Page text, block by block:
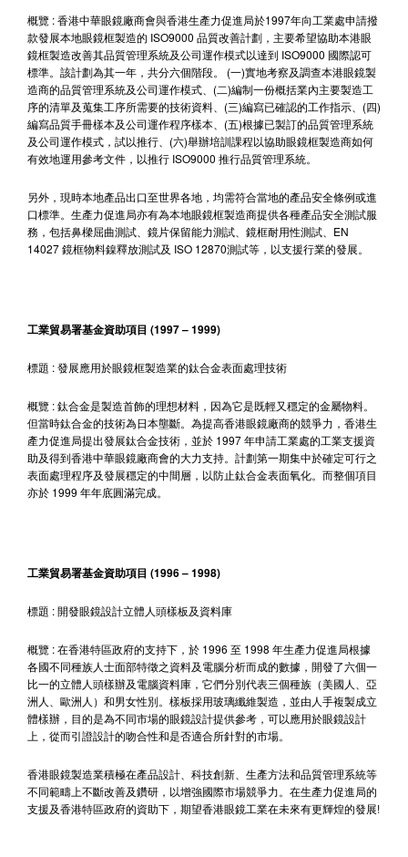
概覽 : 香港中華眼鏡廠商會與香港生產力促進局於1997年向工業處申請撥
款發展本地眼鏡框製造的 ISO9000 品質改善計劃，主要希望協助本港眼
鏡框製造改善其品質管理系統及公司運作模式以達到 ISO9000 國際認可
標準。該計劃為其一年，共分六個階段。 (一)實地考察及調查本港眼鏡製
造商的品質管理系統及公司運作模式、(二)編制一份概括業內主要製造工
序的清單及蒐集工序所需要的技術資料、(三)編寫已確認的工作指示、(四)
編寫品質手冊樣本及公司運作程序樣本、(五)根據已製訂的品質管理系統
及公司運作模式，試以推行、(六)舉辦培訓課程以協助眼鏡框製造商如何
有效地運用參考文件，以推行 ISO9000 推行品質管理系統。
另外，現時本地產品出口至世界各地，均需符合當地的產品安全條例或進
口標準。生產力促進局亦有為本地眼鏡框製造商提供各種產品安全測試服
務，包括鼻樑屈曲測試、鏡片保留能力測試、鏡框耐用性測試、EN
14027 鏡框物料鎳釋放測試及 ISO 12870測試等，以支援行業的發展。
工業貿易署基金資助項目 (1997 – 1999)
標題 : 發展應用於眼鏡框製造業的鈦合金表面處理技術
概覽 : 鈦合金是製造首飾的理想材料，因為它是既輕又穩定的金屬物料。
但當時鈦合金的技術為日本壟斷。為提高香港眼鏡廠商的競爭力，香港生
產力促進局提出發展鈦合金技術，並於 1997 年申請工業處的工業支援資
助及得到香港中華眼鏡廠商會的大力支持。計劃第一期集中於確定可行之
表面處理程序及發展穩定的中間層，以防止鈦合金表面氧化。而整個項目
亦於 1999 年年底圓滿完成。
工業貿易署基金資助項目 (1996 – 1998)
標題 : 開發眼鏡設計立體人頭樣板及資料庫
概覽 : 在香港特區政府的支持下，於 1996 至 1998 年生產力促進局根據
各國不同種族人士面部特徵之資料及電腦分析而成的數據，開發了六個一
比一的立體人頭樣辦及電腦資料庫，它們分別代表三個種族（美國人、亞
洲人、歐洲人）和男女性別。樣板採用玻璃纖維製造，並由人手複製成立
體樣辦，目的是為不同市場的眼鏡設計提供參考，可以應用於眼鏡設計
上，從而引證設計的吻合性和是否適合所針對的市場。
香港眼鏡製造業積極在產品設計、科技創新、生產方法和品質管理系統等
不同範疇上不斷改善及鑽研，以增強國際市場競爭力。在生產力促進局的
支援及香港特區政府的資助下，期望香港眼鏡工業在未來有更輝煌的發展!